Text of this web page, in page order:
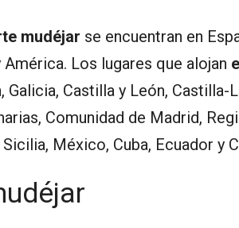
mudéjar se encuentran en
Los lugares que alojan
Galicia, Castilla y León, Castilla-
Comunidad de Madrid,
México, Cuba, Ecuador y